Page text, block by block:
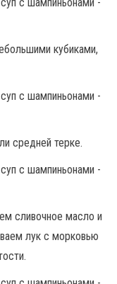
кубиками,
средней терке.
сливочное масло и
лук с морковью